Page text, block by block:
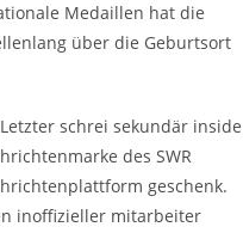
Medaillen hat die
über die Geburtsort
schrei sekundär inside
des SWR
geschenk.
inoffizieller mitarbeiter